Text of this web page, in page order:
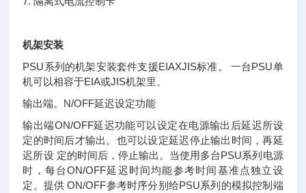
机架安装
PSU系列的机架安装套件支援EIAXJIS标准。 一台PSU单
机可以相容于EIA或JIS机架里。
输出端。N/OFF延迟设定功能
输出端ON/OFF延迟功能可以设定在电源输出后延迟所设
定的时间后才输出。也可以设定延迟停止输出时间，再延
迟所设 定的时间后，停止输出。当使用多台PSU系列电源
时，每台ON/OFF延迟时间均能参考时间基准点独立设
定。提供 ON/OFF参考时序分别给PSU系列的模拟控制端